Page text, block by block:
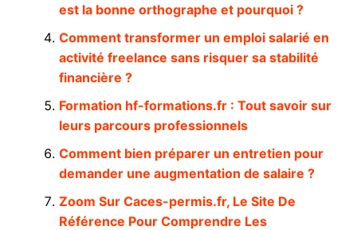
est la bonne orthographe et pourquoi ?
Comment transformer un emploi salarié en
activité freelance sans risquer sa stabilité
financière ?
Formation hf-formations.fr : Tout savoir sur
leurs parcours professionnels
Comment bien préparer un entretien pour
demander une augmentation de salaire ?
Zoom Sur Caces-permis.fr, Le Site De
Référence Pour Comprendre Les